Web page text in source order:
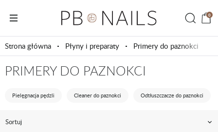
0
Strona główna Płyny i preparaty Primery do paznokci
PRIMERY DO PAZNOKCI
Sortuj
Pielęgnacja pędzli Cleaner do paznokci Odtłuszczacze do paznokci